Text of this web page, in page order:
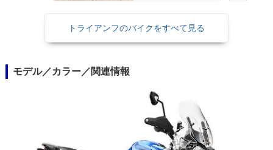
70kW。これは、欧州のA2ライセンス所有者向けの35kW版を用意するた
めの設定。ベースモデルが70kW以下である必要があった。
トライアンフのバイクをすべて見る
モデル／カラー／関連情報